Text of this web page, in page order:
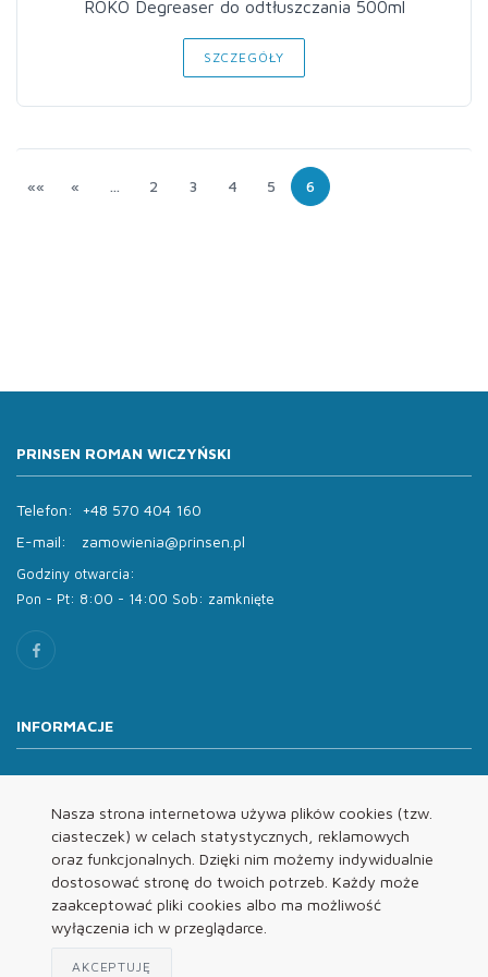
Nasza strona internetowa używa plików cookies (tzw.
ciasteczek) w celach statystycznych, reklamowych
oraz funkcjonalnych. Dzięki nim możemy indywidualnie
dostosować stronę do twoich potrzeb. Każdy może
zaakceptować pliki cookies albo ma możliwość
wyłączenia ich w przeglądarce.
AKCEPTUJĘ
ROKO Degreaser do odtłuszczania 500ml
SZCZEGÓŁY
«« « … 2 3 4 5 6
PRINSEN ROMAN WICZYŃSKI
Telefon:
+48 570 404 160
E-mail:
zamowienia@prinsen.pl
Godziny otwarcia:
Pon - Pt: 8:00 - 14:00 Sob: zamknięte
INFORMACJE
Oferta
Kontakt
REGULAMINY
Regulamin
Polityka Prywatności